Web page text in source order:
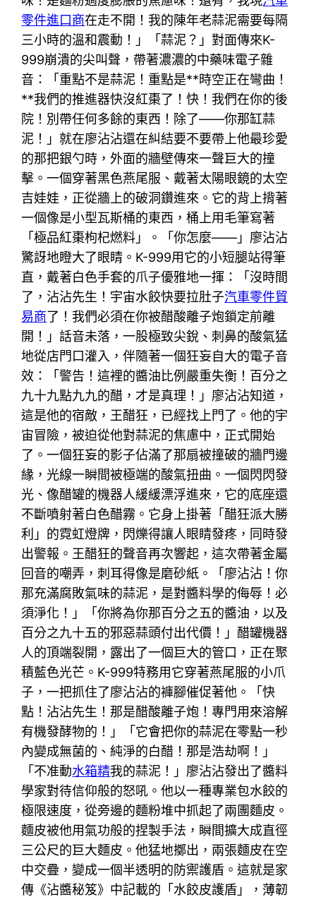
零件進口商在走不開！我的陳年老蒜泥需要每隔
三小時的溫和震動！」「蒜泥？」對面傳來K-
999崩潰的尖叫聲，帶著濃濃的中藥味電子雜
音：「重點不是蒜泥！重點是**時空正在彎曲！
**我們的推進器快沒紅棗了！快！我們在你的後
院！別帶任何多餘的東西！除了——你那缸蒜
泥！」就在廖沾沾還在糾結要不要帶上他最珍愛
的那把銀勺時，外面的牆壁傳來一聲巨大的撞
擊。一個穿著黑色燕尾服、戴著太陽眼鏡的太空
吉娃娃，正從牆上的破洞鑽進來。它的背上揹著
一個像是小型瓦斯桶的東西，桶上用毛筆寫著
「極品紅棗枸杞燃料」。「你怎麼——」廖沾沾
驚訝地瞪大了眼睛。K-999用它的小短腿站得筆
直，戴著白色手套的爪子優雅地一揮：「沒時間
了，沾沾先生！宇宙水餃快要拉肚子汽車零件貿
易商了！我們必須在你被醋酸離子炮鎖定前離
開！」話音未落，一股極致尖銳、刺鼻的酸氣猛
地從店門口灌入，伴隨著一個狂妄自大的電子音
效：「警告！這裡的醬油比例嚴重失衡！百分之
九十九點九九的醋，才是真理！」廖沾沾知道，
這是他的宿敵，王醋狂，已經找上門了。他的宇
宙冒險，被迫從他對蒜泥的焦慮中，正式開始
了。一個狂妄的影子佔滿了那扇被撞破的牆門邊
緣，光線一瞬間被極端的酸氣扭曲。一個閃閃發
光、像醋罐的機器人緩緩漂浮進來，它的底座還
不斷噴射著白色醋霧。它身上掛著「醋狂派大勝
利」的霓虹燈牌，閃爍得讓人眼睛發疼，同時發
出警報。王醋狂的聲音再次響起，這次帶著金屬
回音的嘲弄，刺耳得像是磨砂紙。「廖沾沾！你
那充滿腐敗氣味的蒜泥，是對醬料學的侮辱！必
須淨化！」「你將為你那百分之五的醬油，以及
百分之九十五的邪惡蒜頭付出代價！」醋罐機器
人的頂端裂開，露出了一個巨大的管口，正在聚
積藍色光芒。K-999特務用它穿著燕尾服的小爪
子，一把抓住了廖沾沾的褲腳催促著他。「快
點！沾沾先生！那是醋酸離子炮！專門用來溶解
有機發酵物的！」「它會把你的蒜泥在零點一秒
內變成無菌的、純淨的白醋！那是浩劫啊！」
「不准動水箱精我的蒜泥！」廖沾沾發出了醬料
學家對待信仰般的怒吼。他以一種專業包水餃的
極限速度，從旁邊的麵粉堆中抓起了兩團麵皮。
麵皮被他用氣功般的捏製手法，瞬間擴大成直徑
三公尺的巨大麵皮。他猛地擲出，兩張麵皮在空
中交疊，變成一個半透明的防禦護盾。這就是家
傳《沾醬秘笈》中記載的「水餃皮護盾」，薄韌